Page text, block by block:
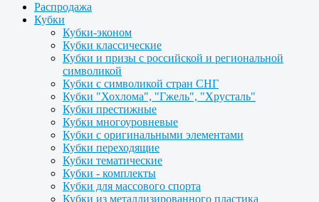
Распродажа
Кубки
Кубки-эконом
Кубки классические
Кубки и призы с российской и региональной
символикой
Кубки с символикой стран СНГ
Кубки "Хохлома", "Гжель", "Хрусталь"
Кубки престижные
Кубки многоуровневые
Кубки с оригинальными элементами
Кубки переходящие
Кубки тематические
Кубки - комплекты
Кубки для массового спорта
Кубки из металлизированного пластика